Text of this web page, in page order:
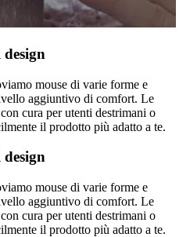
design
mouse di varie forme e
aggiuntivo di comfort. Le
cura per utenti destrimani o
il prodotto più adatto a te.
design
mouse di varie forme e
aggiuntivo di comfort. Le
cura per utenti destrimani o
il prodotto più adatto a te.